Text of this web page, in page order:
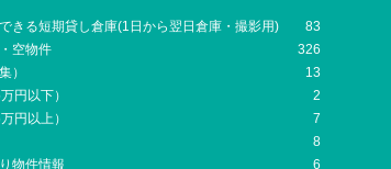
きる短期貸し倉庫(1日から翌日倉庫・撮影用)
83
空物件
326
）
13
円以下）
2
円以上）
7
8
物件情報
6